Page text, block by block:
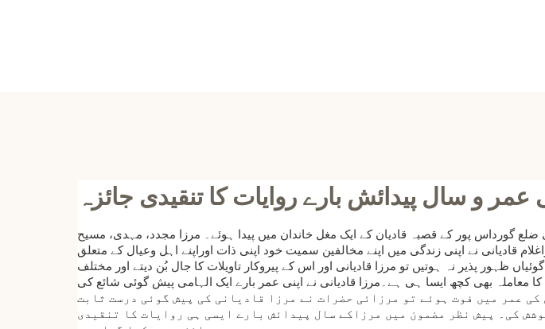
عمر و سال پیدائش بارے روایات کا تنقیدی جائزہ
ضلع گورداس پور کے قصبہ قادیان کے ایک مغل خاندان میں پیدا ہوئے۔ مرزا مجدد، مہدی، مسیح
قادیانی نے اپنی زندگی میں اپنے مخالفین سمیت خود اپنی ذات اوراپنے اہل وعیال کے متعلق
ظہور پذیر نہ ہوتیں تو مرزا قادیانی اور اس کے پیروکار تاویلات کا جال بُن دیتے اور مختلف
بھی کچھ ایسا ہی ہے۔مرزا قادیانی نے اپنی عمر بارے ایک الہامی پیش گوئی شائع کی
عمر اسّی سال یا چار پانچ سال کم یا زیادہ ہو گی لیکن مرزا صاحب ۶۹ سال کی عمر میں فوت ہوئے تو مرزائی حضرات نے مرزا قادیانی کی پیش گوئی درست ثابت
کی۔ پیش نظر مضمون میں مرزاکے سال پیدائش بارے ایسی ہی روایات کا تنقیدی